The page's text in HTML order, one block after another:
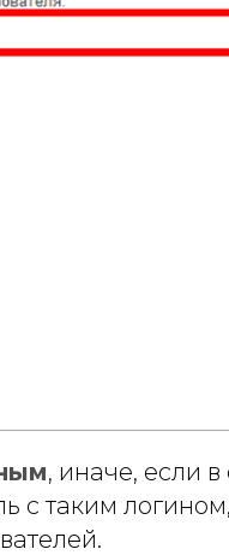
, иначе, если
с таким